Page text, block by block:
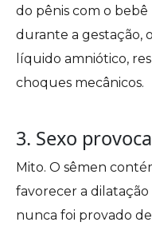
do pênis com o bebê
durante a gestação,
líquido amniótico,
choques mecânicos.
3. Sexo
Mito. O sêmen
favorecer a
nunca foi provado